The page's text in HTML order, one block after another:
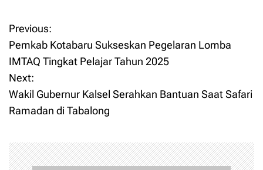
P
o
s
t
a
Previous:
Pemkab Kotabaru Sukseskan Pegelaran Lomba
IMTAQ Tingkat Pelajar Tahun 2025
Next:
Wakil Gubernur Kalsel Serahkan Bantuan Saat Safari
Ramadan di Tabalong